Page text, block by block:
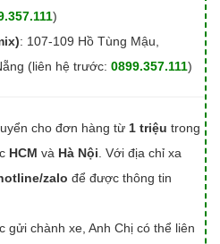
)
: 107-109 Hồ Tùng Mậu,
(liên hệ trước: 0899.357.111)
cho đơn hàng từ 1 triệu trong
HCM và Hà Nội . Với địa chỉ xa
zalo để được thông tin
gửi chành xe, Anh Chị có thể liên